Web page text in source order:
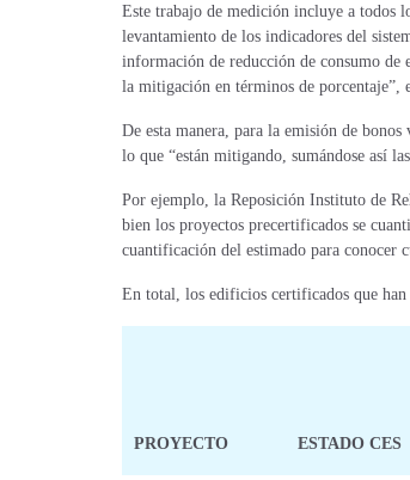
Este trabajo de medición incluye a todos
levantamiento de los indicadores del
información de reducción de consumo de
la mitigación en términos de porcentaje”,
De esta manera, para la emisión de
lo que “están mitigando, sumándose así
Por ejemplo, la Reposición Instituto de
bien los proyectos precertificados se
cuantificación del estimado para conocer
En total, los edificios certificados que
PROYECTO ESTADO CES